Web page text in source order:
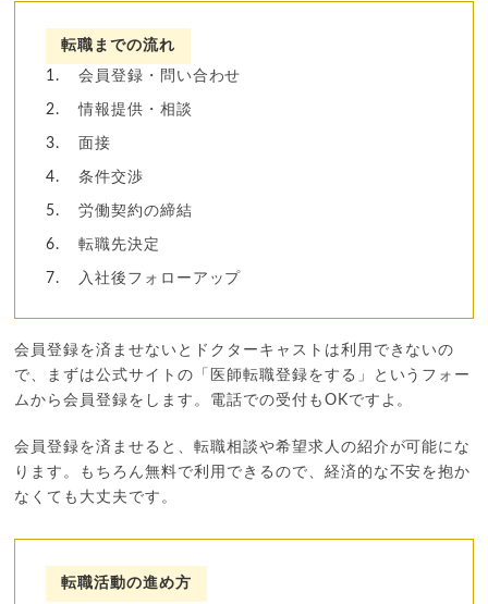
転職までの流れ
会員登録・問い合わせ
情報提供・相談
面接
条件交渉
労働契約の締結
転職先決定
入社後フォローアップ
会員登録を済ませないとドクターキャストは利用できないの
で、まずは公式サイトの「医師転職登録をする」というフォー
ムから会員登録をします。電話での受付もOKですよ。
会員登録を済ませると、転職相談や希望求人の紹介が可能にな
ります。もちろん無料で利用できるので、経済的な不安を抱か
なくても大丈夫です。
転職活動の進め方